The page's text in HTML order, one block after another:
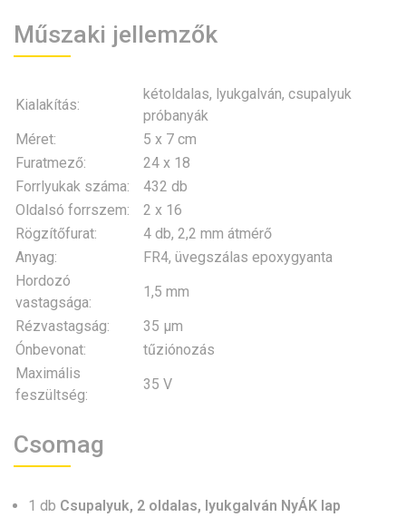
Műszaki jellemzők
Kialakítás:
kétoldalas, lyukgalván, csupalyuk
próbanyák
Méret:
5 x 7 cm
Furatmező:
24 x 18
Forrlyukak száma:
432 db
Oldalsó forrszem:
2 x 16
Rögzítőfurat:
4 db, 2,2 mm átmérő
Anyag:
FR4, üvegszálas epoxygyanta
Hordozó
vastagsága:
1,5 mm
Rézvastagság:
35 µm
Ónbevonat:
tűziónozás
Maximális
feszültség:
35 V
Csomag
1 db Csupalyuk, 2 oldalas, lyukgalván NyÁK lap